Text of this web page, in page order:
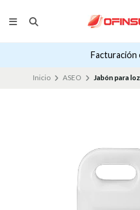
Facturación
Inicio ASEO Jabón para